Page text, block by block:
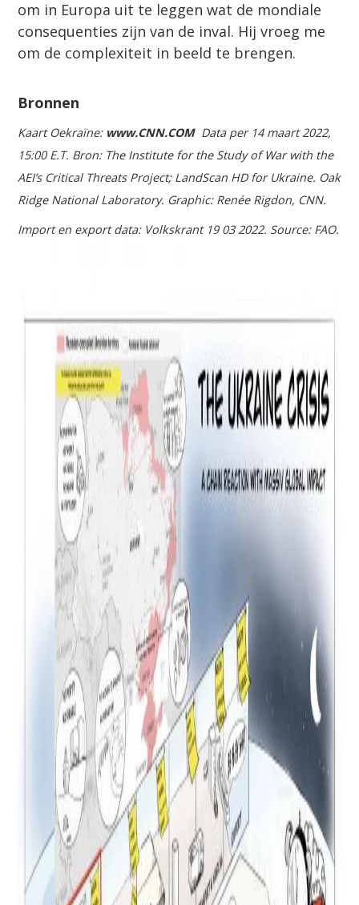
om in Europa uit te leggen wat de mondiale
consequenties zijn van de inval. Hij vroeg me
om de complexiteit in beeld te brengen.
Bronnen
Kaart Oekraïne: www.CNN.COMData per 14 maart 2022,
15:00 E.T. Bron: The Institute for the Study of War with the
AEI’s Critical Threats Project; LandScan HD for Ukraine. Oak
Ridge National Laboratory. Graphic: Renée Rigdon, CNN.
Import en export data: Volkskrant 19 03 2022. Source: FAO.